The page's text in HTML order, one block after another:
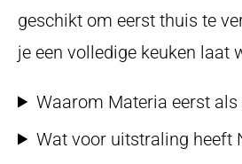
geschikt om eerst thuis te
je een volledige keuken laat
Waarom Materia eerst
Wat voor uitstraling heeft